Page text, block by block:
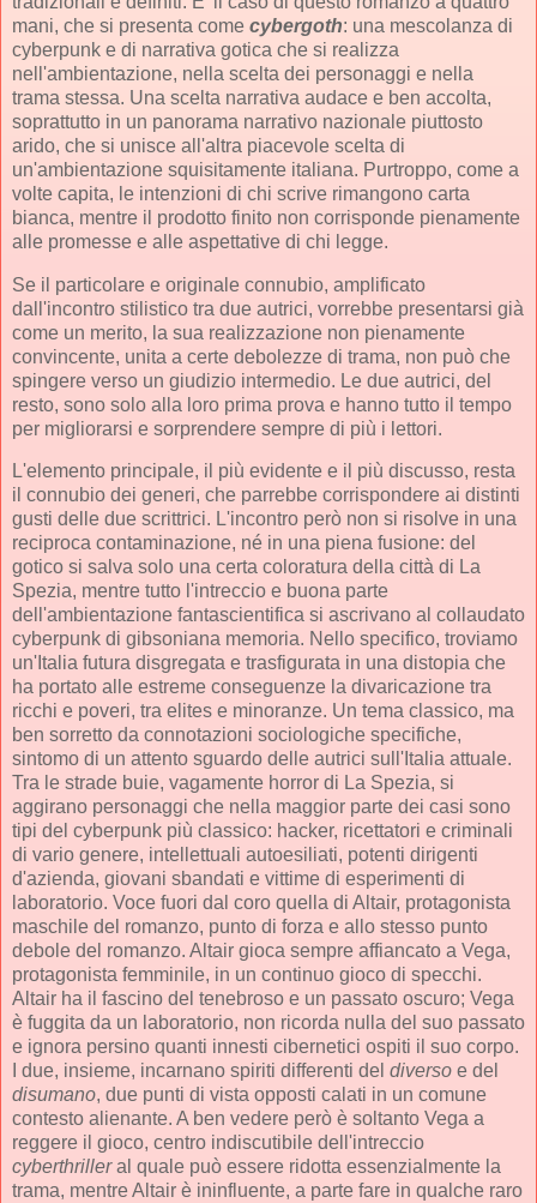
mani, che si presenta come cybergoth: una mescolanza di
cyberpunk e di narrativa gotica che si realizza
nell'ambientazione, nella scelta dei personaggi e nella
trama stessa. Una scelta narrativa audace e ben accolta,
soprattutto in un panorama narrativo nazionale piuttosto
arido, che si unisce all'altra piacevole scelta di
un'ambientazione squisitamente italiana. Purtroppo, come a
volte capita, le intenzioni di chi scrive rimangono carta
bianca, mentre il prodotto finito non corrisponde pienamente
alle promesse e alle aspettative di chi legge.
Se il particolare e originale connubio, amplificato
dall'incontro stilistico tra due autrici, vorrebbe presentarsi già
come un merito, la sua realizzazione non pienamente
convincente, unita a certe debolezze di trama, non può che
spingere verso un giudizio intermedio. Le due autrici, del
resto, sono solo alla loro prima prova e hanno tutto il tempo
per migliorarsi e sorprendere sempre di più i lettori.
L'elemento principale, il più evidente e il più discusso, resta
il connubio dei generi, che parrebbe corrispondere ai distinti
gusti delle due scrittrici. L'incontro però non si risolve in una
reciproca contaminazione, né in una piena fusione: del
gotico si salva solo una certa coloratura della città di La
Spezia, mentre tutto l'intreccio e buona parte
dell'ambientazione fantascientifica si ascrivano al collaudato
cyberpunk di gibsoniana memoria. Nello specifico, troviamo
un'Italia futura disgregata e trasfigurata in una distopia che
ha portato alle estreme conseguenze la divaricazione tra
ricchi e poveri, tra elites e minoranze. Un tema classico, ma
ben sorretto da connotazioni sociologiche specifiche,
sintomo di un attento sguardo delle autrici sull'Italia attuale.
Tra le strade buie, vagamente horror di La Spezia, si
aggirano personaggi che nella maggior parte dei casi sono
tipi del cyberpunk più classico: hacker, ricettatori e criminali
di vario genere, intellettuali autoesiliati, potenti dirigenti
d'azienda, giovani sbandati e vittime di esperimenti di
laboratorio. Voce fuori dal coro quella di Altair, protagonista
maschile del romanzo, punto di forza e allo stesso punto
debole del romanzo. Altair gioca sempre affiancato a Vega,
protagonista femminile, in un continuo gioco di specchi.
Altair ha il fascino del tenebroso e un passato oscuro; Vega
è fuggita da un laboratorio, non ricorda nulla del suo passato
e ignora persino quanti innesti cibernetici ospiti il suo corpo.
I due, insieme, incarnano spiriti differenti del diverso e del
disumano, due punti di vista opposti calati in un comune
contesto alienante. A ben vedere però è soltanto Vega a
reggere il gioco, centro indiscutibile dell'intreccio
cyberthrilleral quale può essere ridotta essenzialmente la
trama, mentre Altair è ininfluente, a parte fare in qualche raro